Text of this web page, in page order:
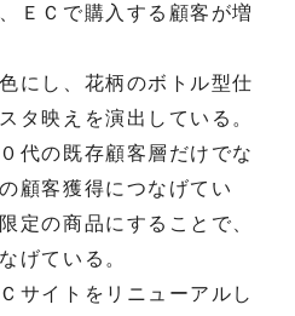
ＥＣで購入する顧客が増
にし、花柄のボトル型仕
タ映えを演出している。
代の既存顧客層だけでな
顧客獲得につなげてい
定の商品にすることで、
げている。
サイトをリニューアルし